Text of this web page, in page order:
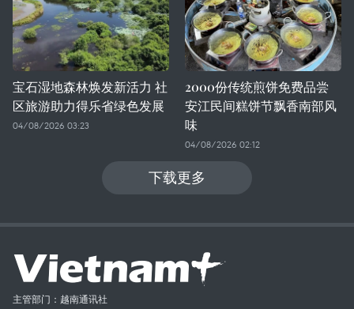
宝石湿地森林焕发新活力 社
区旅游助力得乐省绿色发展
04/08/2026 03:23
2000份传统煎饼免费品尝
安江民间糕饼节飘香南部风
味
04/08/2026 02:12
下载更多
主管部门：越南通讯社